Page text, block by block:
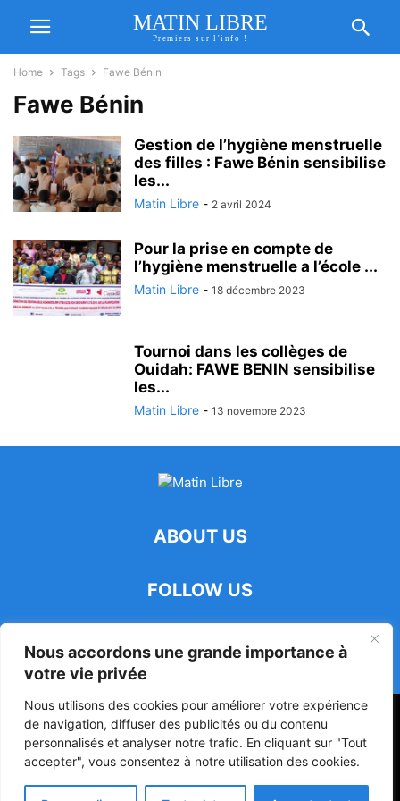
Nous accordons une grande importance à
votre vie privée
Nous utilisons des cookies pour améliorer votre expérience
de navigation, diffuser des publicités ou du contenu
personnalisés et analyser notre trafic. En cliquant sur "Tout
accepter", vous consentez à notre utilisation des cookies.
MATIN LIBRE
Premiers sur l'info !
Home Tags Fawe Bénin
Fawe Bénin
Gestion de l’hygiène menstruelle
des filles : Fawe Bénin sensibilise
les...
Matin Libre - 2 avril 2024
Pour la prise en compte de
l’hygiène menstruelle a l’école ...
Matin Libre - 18 décembre 2023
Tournoi dans les collèges de
Ouidah: FAWE BENIN sensibilise
les...
Matin Libre - 13 novembre 2023
ABOUT US
FOLLOW US
47ᵉ Assemblée Mondiale sur la Protection de la Vie Privée: Me
Luciano Hounkponou représente le Bénin à Séoul